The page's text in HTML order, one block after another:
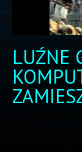
LUŹNE